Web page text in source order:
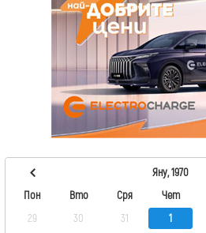
Яну, 1970
Пон
Вто Сря Чет
29
30 31 1